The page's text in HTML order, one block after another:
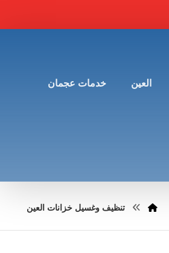
العين خدمات عجمان
تنظيف وغسيل خزانات العين